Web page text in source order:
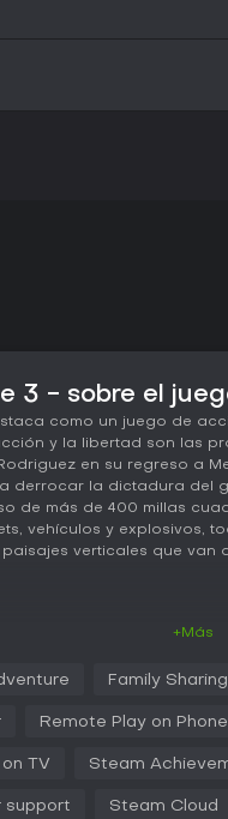
3 - sobre el
como un juego de
y la libertad son las
en su regreso a
derrocar la dictadura del
de más de 400 millas
vehículos y explosivos,
verticales que van
agarre que te permite
mods mediante
distancias, lo que
la improvisación, con
+Más
Family Sharing
Remote Play on Phone
TV Steam
support Steam Cloud